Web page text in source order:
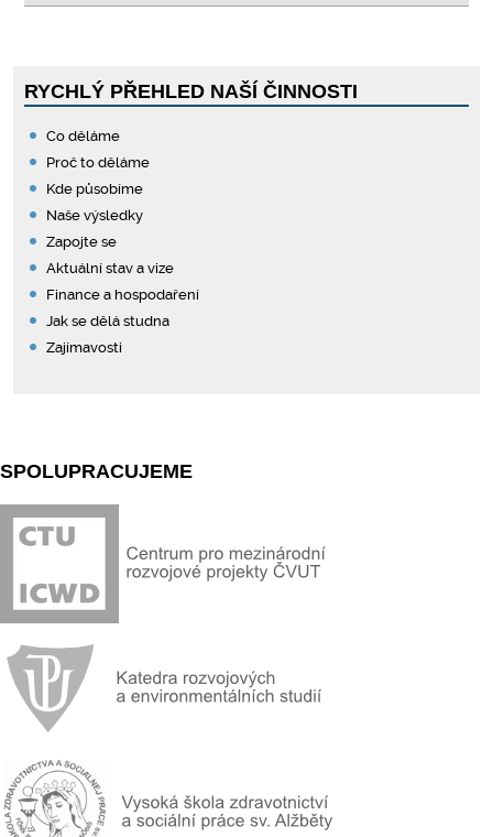
RYCHLÝ PŘEHLED NAŠÍ ČINNOSTI
Co děláme
Proč to děláme
Kde působíme
Naše výsledky
Zapojte se
Aktuální stav a vize
Finance a hospodaření
Jak se dělá studna
Zajímavosti
SPOLUPRACUJEME